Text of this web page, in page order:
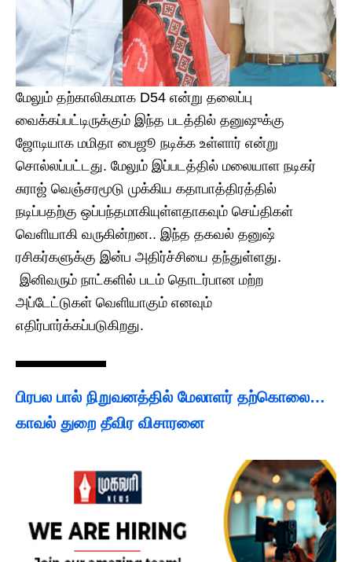
மேலும் தற்காலிகமாக D54 என்று தலைப்பு
வைக்கப்பட்டிருக்கும் இந்த படத்தில் தனுஷுக்கு
ஜோடியாக மமிதா பைஜூ நடிக்க உள்ளார் என்று
சொல்லப்பட்டது. மேலும் இப்படத்தில் மலையாள நடிகர்
சுராஜ் வெஞ்சரமூடு முக்கிய கதாபாத்திரத்தில்
நடிப்பதற்கு ஒப்பந்தமாகியுள்ளதாகவும் செய்திகள்
வெளியாகி வருகின்றன.. இந்த தகவல் தனுஷ்
ரசிகர்களுக்கு இன்ப அதிர்ச்சியை தந்துள்ளது.
இனிவரும் நாட்களில் படம் தொடர்பான மற்ற
அப்டேட்டுகள் வெளியாகும் எனவும்
எதிர்பார்க்கப்படுகிறது.
பிரபல பால் நிறுவனத்தில் மேலாளர் தற்கொலை…
காவல் துறை தீவிர விசாரனை